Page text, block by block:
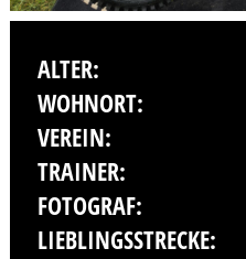
ALTER:
WOHNORT:
VEREIN:
TRAINER:
FOTOGRAF:
LIEBLINGSSTRECKE: